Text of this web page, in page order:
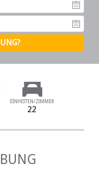
EINHEITEN/ZIMMER
22